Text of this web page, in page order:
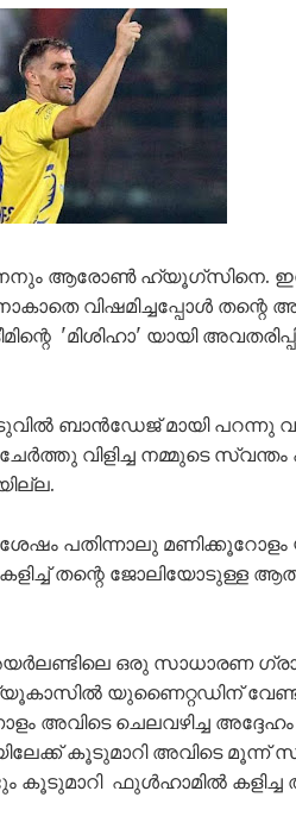
ആരോൺ ഹ്യൂഗ്സിനെ.
വിഷമിച്ചപ്പോൾ
'മിശിഹാ' യായി
ബാൻഡേജ് മായി പറന്നു
വിളിച്ച നമ്മുടെ
പതിന്നാലു
കളിച്ച് തന്റെ
ഒരു സാധാരണ
യുണൈറ്റഡിന്
അവിടെ ചെലവഴിച്ച
കൂടുമാറി അവിടെ
കൂടുമാറി ഫുൾഹാമിൽ